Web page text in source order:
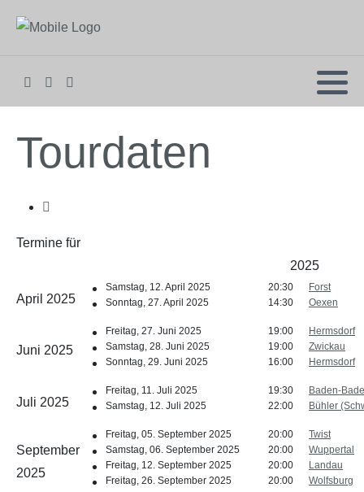
Tourdaten
Termine für
2025
April 2025
Samstag, 12. April 2025 20:30
Forst
Sonntag, 27. April 2025
14:30 Oexen
Juni 2025
Freitag, 27. Juni 2025 19:00
Hermsdorf
Samstag, 28. Juni 2025
19:00
Zwickau
Sonntag, 29. Juni 2025
16:00 Hermsdorf
Juli 2025
Freitag, 11. Juli 2025 19:30
Baden-
Samstag, 12. Juli 2025
22:00 Bühler
September
2025
Freitag, 05. September 2025 20:00
Twist
Samstag, 06. September 2025
20:00
Wuppertal
Freitag, 12. September 2025
20:00
Landau
Freitag, 26. September 2025
20:00 Wolfsburg